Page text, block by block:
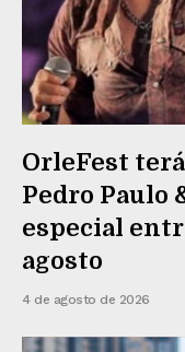
OrleFest
Pedro Paulo
especial
agosto
4 de agosto de 2026